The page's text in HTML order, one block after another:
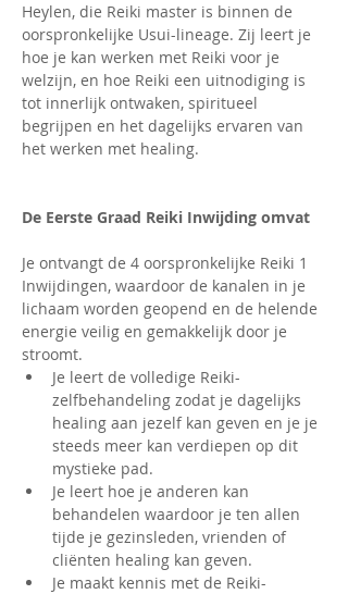
Heylen, die Reiki master is binnen de
oorspronkelijke Usui-lineage. Zij leert je
hoe je kan werken met Reiki voor je
welzijn, en hoe Reiki een uitnodiging is
tot innerlijk ontwaken, spiritueel
begrijpen en het dagelijks ervaren van
het werken met healing.
De Eerste Graad Reiki Inwijding omvat
Je ontvangt de 4 oorspronkelijke Reiki 1
Inwijdingen, waardoor de kanalen in je
lichaam worden geopend en de helende
energie veilig en gemakkelijk door je
stroomt.
Je leert de volledige Reiki-
zelfbehandeling zodat je dagelijks
healing aan jezelf kan geven en je je
steeds meer kan verdiepen op dit
mystieke pad.
Je leert hoe je anderen kan
behandelen waardoor je ten allen
tijde je gezinsleden, vrienden of
cliënten healing kan geven.
Je maakt kennis met de Reiki-